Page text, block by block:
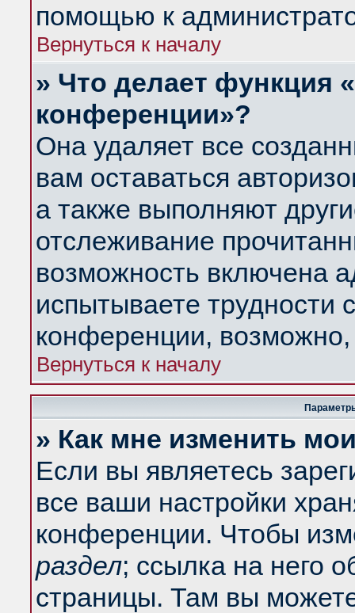
помощью к
Вернуться к началу
» Что делает функция
конференции»?
Она удаляет все
вам оставаться
а также выполняют
отслеживание
возможность включена
испытываете трудности
конференции,
Вернуться к началу
» Как мне изменить
Если вы являетесь
все ваши настройки
конференции. Чтобы
раздел; ссылка на него
страницы. Там вы